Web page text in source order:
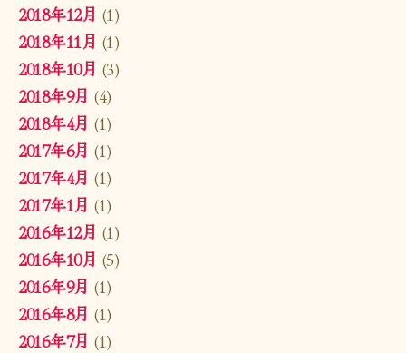
2018年12月 (1)
2018年11月 (1)
2018年10月 (3)
2018年9月 (4)
2018年4月 (1)
2017年6月 (1)
2017年4月 (1)
2017年1月 (1)
2016年12月 (1)
2016年10月 (5)
2016年9月 (1)
2016年8月 (1)
2016年7月 (1)